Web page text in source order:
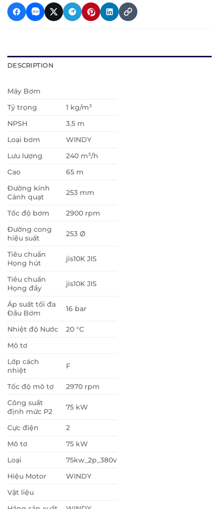
DESCRIPTION
Máy Bơm
Tỷ trọng
1 kg/m³
NPSH
3.5 m
Loại bơm
WINDY
Lưu lượng
240 m³/h
Cao
65 m
Đường kính
Cánh quạt
253 mm
Tốc độ bơm
2900 rpm
Đường cong
hiệu suất
253 Ø
Tiêu chuẩn
Họng hút
jis10K JIS
Tiêu chuẩn
Họng đẩy
jis10K JIS
Áp suất tối đa
Đầu Bơm
16 bar
Nhiệt độ Nước
20 °C
Mô tơ
Lớp cách
nhiệt
F
Tốc độ mô tơ
2970 rpm
Công suất
định mức P2
75 kW
Cực điện
2
Mô tơ
75 kW
Loại
75kw_2p_380v
Hiệu Motor
WINDY
Vật liệu